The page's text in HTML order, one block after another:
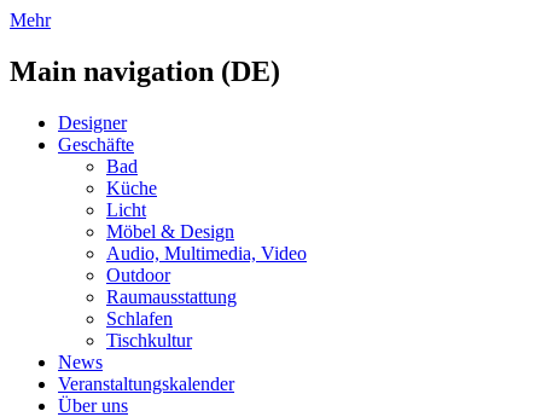
Mehr
Main navigation (DE)
Designer
Geschäfte
Bad
Küche
Licht
Möbel & Design
Audio, Multimedia, Video
Outdoor
Raumausstattung
Schlafen
Tischkultur
News
Veranstaltungskalender
Über uns